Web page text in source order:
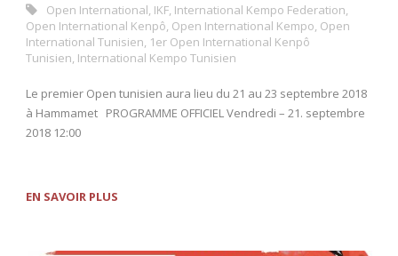
Open International, IKF, International Kempo Federation,
Open International Kenpô, Open International Kempo, Open
International Tunisien, 1er Open International Kenpô
Tunisien, International Kempo Tunisien
Le premier Open tunisien aura lieu du 21 au 23 septembre 2018
à Hammamet PROGRAMME OFFICIEL Vendredi – 21. septembre
2018 12:00
EN SAVOIR PLUS